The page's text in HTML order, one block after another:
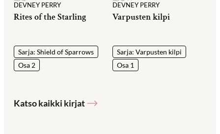
DEVNEY PERRY
Rites of the Starling
Sarja: Shield of Sparrows
Osa 2
DEVNEY PERRY
Varpusten kilpi
Sarja: Varpusten kilpi
Osa 1
Katso kaikki kirjat